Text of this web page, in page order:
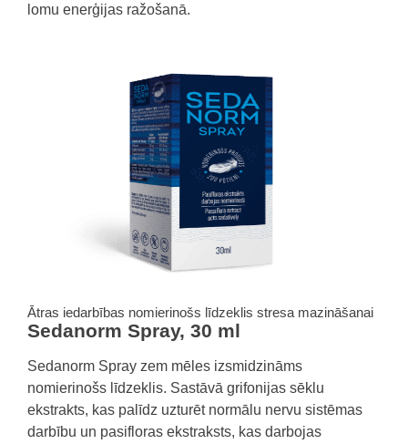
lomu enerģijas ražošanā.
Ātras iedarbības nomierinošs līdzeklis stresa mazināšanai
Sedanorm Spray, 30 ml
Sedanorm Spray zem mēles izsmidzināms
nomierinošs līdzeklis. Sastāvā grifonijas sēklu
ekstrakts, kas palīdz uzturēt normālu nervu sistēmas
darbību un pasifloras ekstraksts, kas darbojas